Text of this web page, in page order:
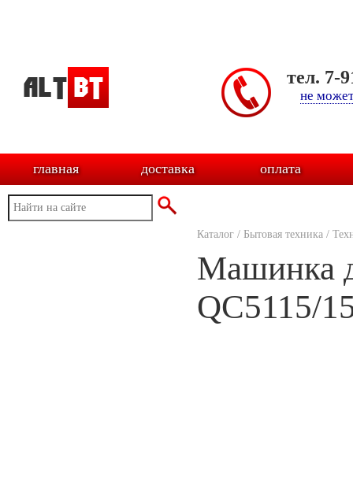
тел. 7-
не
главная доставка оплата
Каталог / Бытовая техника /
Машинка
QC5115/